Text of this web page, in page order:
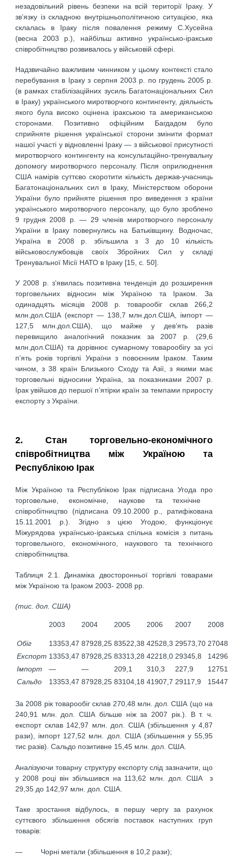
незадовільний рівень безпеки на всій території Іраку. У
зв’язку із складною внутрішньополітичною ситуацією, яка
склалась в Іраку після повалення режиму С.Хусейна
(весна 2003 р.), найбільш активно українсько-іракське
співробітництво розвивалось у військовій сфері.
Надзвичайно важливим чинником у цьому контексті стало
перебування в Іраку з серпня 2003 р. по грудень 2005 р.
(в рамках стабілізаційних зусиль Багатонаціональних Сил
в Іраку) українського миротворчого контингенту, діяльність
якого була високо оцінена іракською та американською
сторонами. Позитивно офіційним Багдадом було
сприйняте рішення української сторони змінити формат
нашої участі у відновленні Іраку — з військової присутності
миротворчого контингенту на консультаційно-тренувальну
допомогу миротворчого персоналу. Після оприлюднення
США намірів суттєво скоротити кількість держав-учасниць
Багатонаціональних сил в Іраку, Міністерством оборони
України було прийняте рішення про виведення з країни
українського миротворчого персоналу, що було зроблено
9 грудня 2008 р. — 29 членів миротворчого персоналу
України в Іраку повернулись на Батьківщину. Водночас,
Україна в 2008 р. збільшила з 3 до 10 кількість
військовослужбовців своїх Збройних Сил у складі
Тренувальної Місії НАТО в Іраку [15, c. 50].
У 2008 р. з’явилась позитивна тенденція до розширення
торговельних відносин між Україною та Іраком. За
одинадцять місяців 2008 р. товарообіг склав 266,2
млн.дол.США (експорт — 138,7 млн.дол.США, імпорт —
127,5 млн.дол.США), що майже у дев’ять разів
перевищило аналогічний показник за 2007 р. (29,6
млн.дол.США) та дорівнює сумарному товарообігу за усі
п’ять років торгівлі України з повоєнним Іраком. Таким
чином, з 38 країн Близького Сходу та Азії, з якими має
торговельні відносини Україна, за показниками 2007 р.
Ірак увійшов до першої п’ятірки країн за темпами приросту
експорту з України.
2. Стан торговельно-економічного
співробітництва між Україною та
Республікою Ірак
Між Україною та Республікою Ірак підписана Угода про
торговельне, економічне, наукове та технічне
співробітництво (підписана 09.10.2000 р., ратифікована
15.11.2001 р.). Згідно з цією Угодою, функціонує
Міжурядова українсько-іракська спільна комісія з питань
торговельного, економічного, наукового та технічного
співробітництва.
Таблиця 2.1. Динаміка двосторонньої торгівлі товарами
між Україною та Іраком 2003- 2008 рр.
(тис. дол. США)
2003 2004 2005 2006 2007 2008
Обіг 13353,47 87928,25 83522,38 42528,3 29573,70
Експорт 13353,47 87928,25 83313,28 42218,0 29345,8
Імпорт
— — 209,1 310,3 227,9
Сальдо
13353,47 87928,25 83104,18 41907,7 29117,9
За 2008 рік товарообіг склав 270,48 млн. дол. США (що на
240,91 млн. дол. США більше ніж за 2007 рік.). В т. ч.
експорт склав 142,97 млн. дол. США (збільшення у 4,87
рази), імпорт 127,52 млн. дол. США (збільшення у 55,95
тис разів). Сальдо позитивне 15,45 млн. дол. США.
Аналізуючи товарну структуру експорту слід зазначити, що
у 2008 році він збільшився на 113,62 млн. дол. США з
29,35 до 142,97 млн. дол. США.
Таке зростання відбулось, в першу чергу за рахунок
суттєвого збільшення обсягів поставок наступних груп
товарів:
— Чорні метали (збільшення в 10,2 рази);